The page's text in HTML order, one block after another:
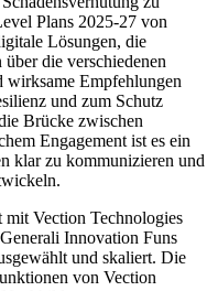
Plans 2025-27 von
Lösungen, die
die verschiedenen
wirksame Empfehlungen
und zum Schutz
Brücke zwischen
Engagement ist es ein
klar zu kommunizieren und
Vection Technologies
Innovation Funs
und skaliert. Die
von Vection